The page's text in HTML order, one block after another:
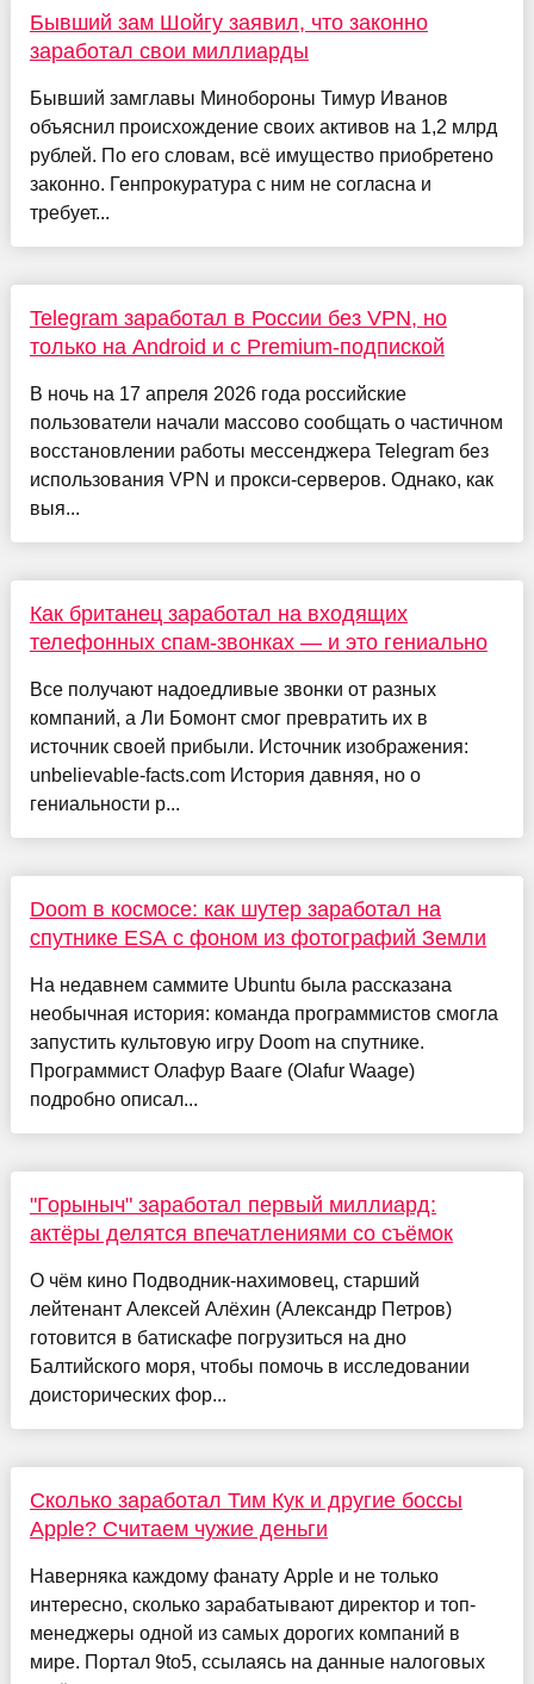
Бывший зам Шойгу заявил, что законно
заработал свои миллиарды
Бывший замглавы Минобороны Тимур Иванов
объяснил происхождение своих активов на 1,2 млрд
рублей. По его словам, всё имущество приобретено
законно. Генпрокуратура с ним не согласна и
требует...
Telegram заработал в России без VPN, но
только на Android и с Premium-подпиской
В ночь на 17 апреля 2026 года российские
пользователи начали массово сообщать о частичном
восстановлении работы мессенджера Telegram без
использования VPN и прокси-серверов. Однако, как
выя...
Как британец заработал на входящих
телефонных спам-звонках — и это гениально
Все получают надоедливые звонки от разных
компаний, а Ли Бомонт смог превратить их в
источник своей прибыли. Источник изображения:
unbelievable-facts.com История давняя, но о
гениальности р...
Doom в космосе: как шутер заработал на
спутнике ESA с фоном из фотографий Земли
На недавнем саммите Ubuntu была рассказана
необычная история: команда программистов смогла
запустить культовую игру Doom на спутнике.
Программист Олафур Вааге (Olafur Waage)
подробно описал...
"Горыныч" заработал первый миллиард:
актёры делятся впечатлениями со съёмок
О чём кино Подводник-нахимовец, старший
лейтенант Алексей Алёхин (Александр Петров)
готовится в батискафе погрузиться на дно
Балтийского моря, чтобы помочь в исследовании
доисторических фор...
Сколько заработал Тим Кук и другие боссы
Apple? Считаем чужие деньги
Наверняка каждому фанату Apple и не только
интересно, сколько зарабатывают директор и топ-
менеджеры одной из самых дорогих компаний в
мире. Портал 9to5, ссылаясь на данные налоговых